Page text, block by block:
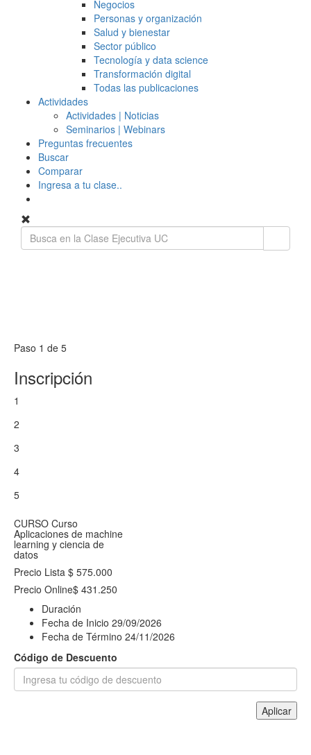
Negocios
Personas y organización
Salud y bienestar
Sector público
Tecnología y data science
Transformación digital
Todas las publicaciones
Actividades
Actividades | Noticias
Seminarios | Webinars
Preguntas frecuentes
Buscar
Comparar
Ingresa a tu clase..
Paso 1 de 5
Inscripción
1
2
3
4
5
CURSO Curso
Aplicaciones de machine
learning y ciencia de
datos
Precio Lista $ 575.000
Precio Online$ 431.250
Duración
Fecha de Inicio 29/09/2026
Fecha de Término 24/11/2026
Código de Descuento
Aplicar